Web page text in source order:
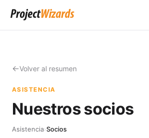
Volver al resumen
ASISTENCIA
Nuestros socios
Asistencia›Socios